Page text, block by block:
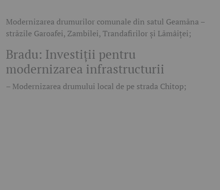
Modernizarea drumurilor comunale din satul Geamăna –
străzile Garoafei, Zambilei, Trandafirilor și Lămâiței;
Bradu: Investiții pentru
modernizarea infrastructurii
– Modernizarea drumului local de pe strada Chitop;